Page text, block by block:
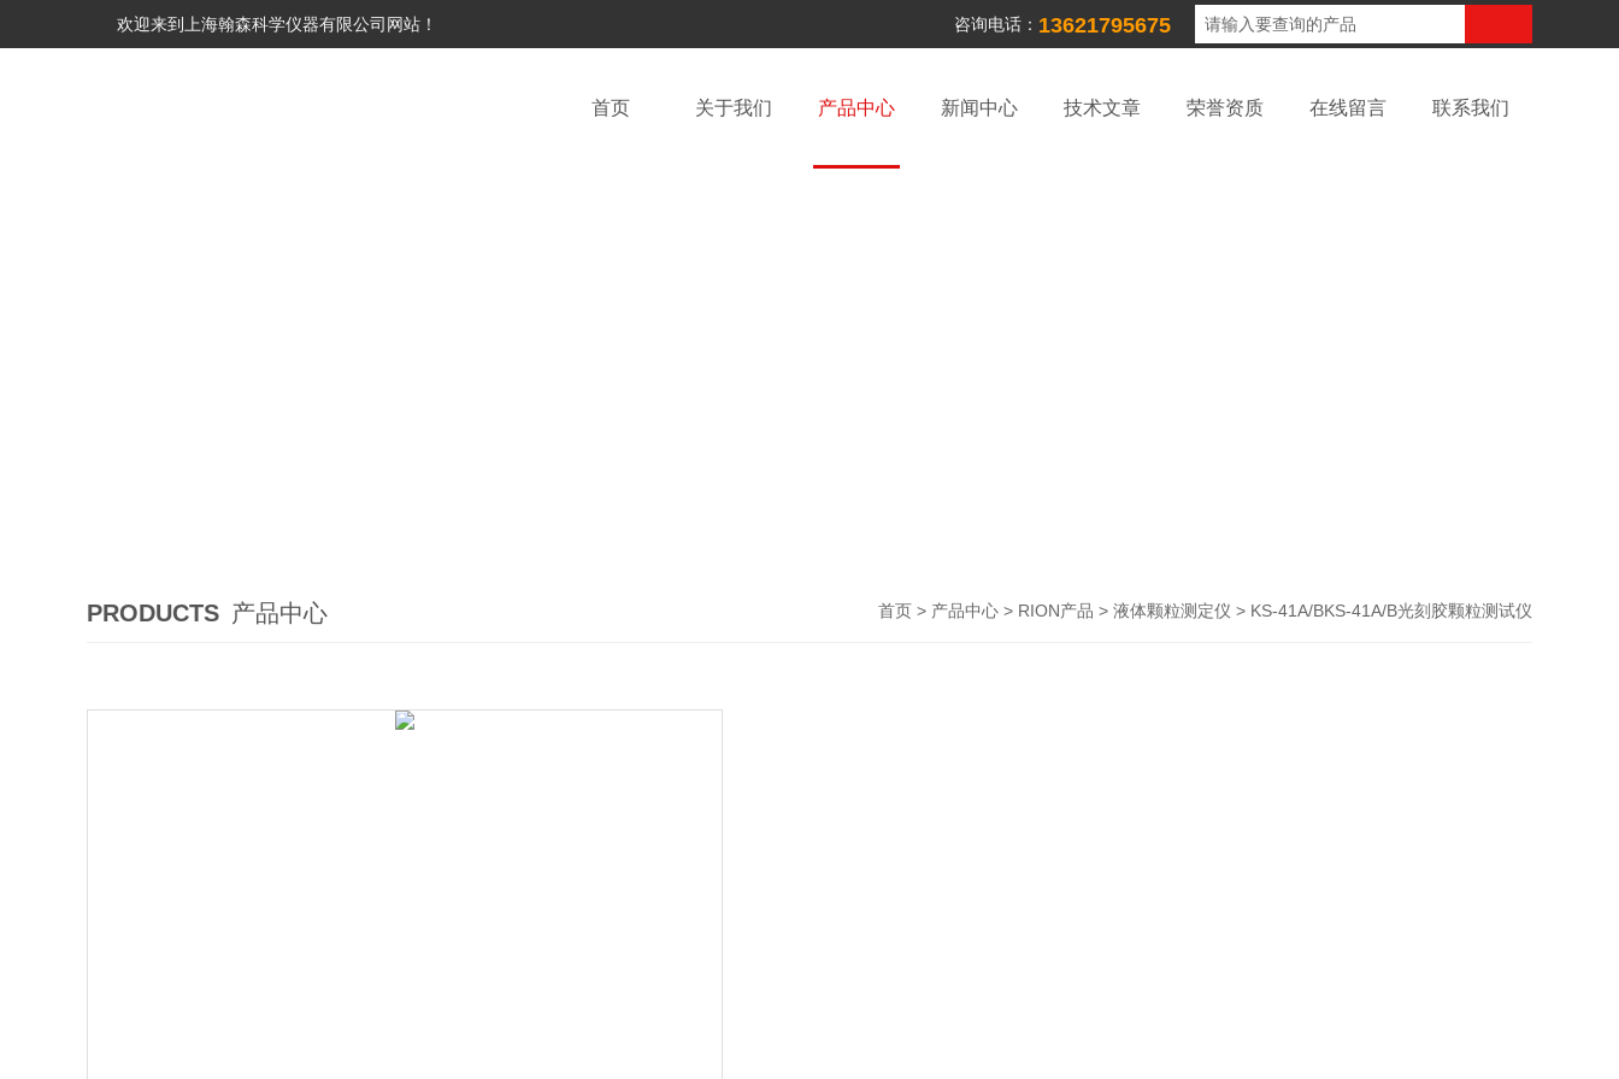
欢迎来到 上海翰森科学仪器有限公司 网站！ 咨询电话： 13621795675
首页 关于我们 产品中心 新闻中心 技术文章 荣誉资质 在线留言 联系我们
PRODUCTS 产品中心 首页 > 产品中心 > RION产品 > 液体颗粒测定仪 > KS-41A/BKS-41A/B光刻胶颗粒测试仪